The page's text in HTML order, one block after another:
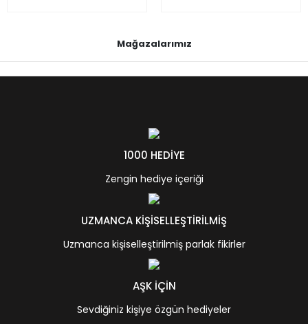
Mağazalarımız
1000 HEDİYE
Zengin hediye içeriği
UZMANCA KİŞİSELLEŞTİRİLMİŞ
Uzmanca kişiselleştirilmiş parlak fikirler
AŞK İÇİN
Sevdiğiniz kişiye özgün hediyeler